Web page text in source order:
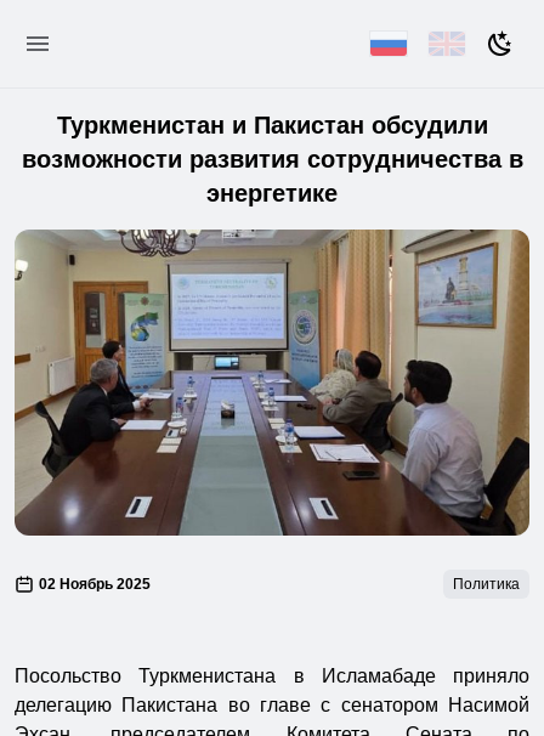
Туркменистан и Пакистан обсудили
возможности развития сотрудничества в
энергетике
02 Ноябрь 2025 Политика
Посольство Туркменистана в Исламабаде приняло
делегацию Пакистана во главе с сенатором Насимой